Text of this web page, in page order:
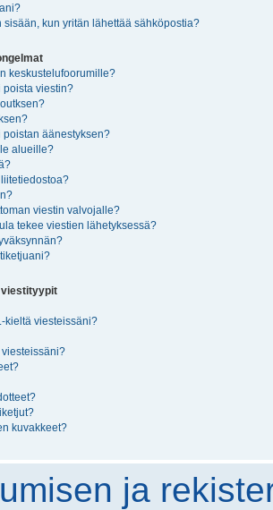
kun yritän lähettää sähköpostia?
keskustelufoorumille?
poista viestin?
poistan äänestyksen?
alueille?
viestin valvojalle?
tekee viestien lähetyksessä?
viestityypit
kieltä viesteissäni?
kuvakkeet?
ja